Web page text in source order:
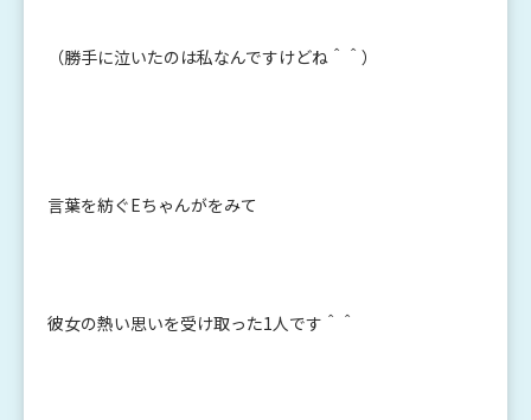
（勝手に泣いたのは私なんですけどね＾＾）
言葉を紡ぐEちゃんがをみて
彼女の熱い思いを受け取った1人です＾＾